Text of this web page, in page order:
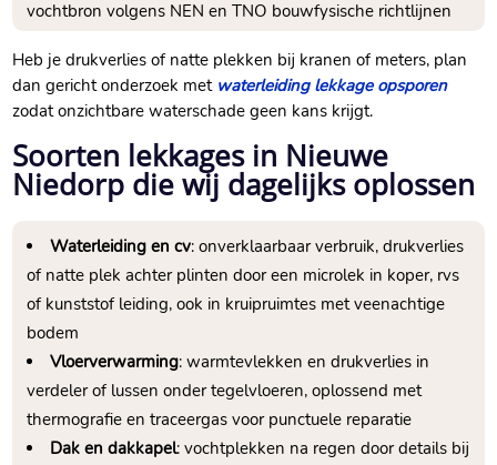
vochtbron volgens NEN en TNO bouwfysische richtlijnen
Heb je drukverlies of natte plekken bij kranen of meters, plan
dan gericht onderzoek met waterleiding lekkage opsporen
zodat onzichtbare waterschade geen kans krijgt.​
Soorten lekkages in Nieuwe
Niedorp die wij dagelijks oplossen
Waterleiding en cv: onverklaarbaar verbruik, drukverlies
of natte plek achter plinten door een microlek in koper, rvs
of kunststof leiding, ook in kruipruimtes met veenachtige
bodem
Vloerverwarming: warmtevlekken en drukverlies in
verdeler of lussen onder tegelvloeren, oplossend met
thermografie en traceergas voor punctuele reparatie
Dak en dakkapel: vochtplekken na regen door details bij